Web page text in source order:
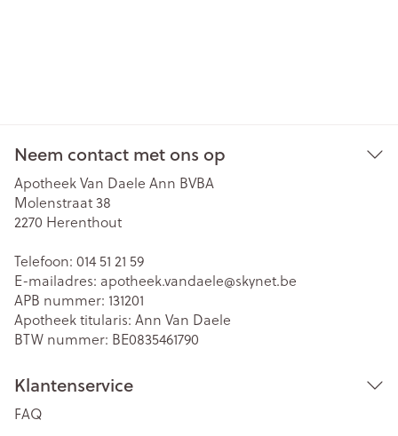
Neem contact met ons op
Apotheek Van Daele Ann BVBA
Molenstraat 38
2270 Herenthout
Telefoon: 014 51 21 59
E-mailadres: apotheek.vandaele@skynet.be
APB nummer: 131201
Apotheek titularis: Ann Van Daele
BTW nummer: BE0835461790
Klantenservice
FAQ